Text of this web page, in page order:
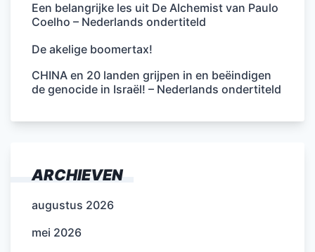
Een belangrijke les uit De Alchemist van Paulo
Coelho – Nederlands ondertiteld
De akelige boomertax!
CHINA en 20 landen grijpen in en beëindigen
de genocide in Israël! – Nederlands ondertiteld
ARCHIEVEN
augustus 2026
mei 2026